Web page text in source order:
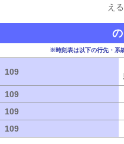
え
※時刻表は以下の行先・系
109
109
109
109